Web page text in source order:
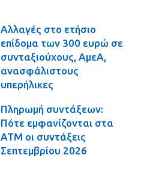
Αλλαγές στο ετήσιο
επίδομα των 300 ευρώ σε
συνταξιούχους, ΑμεΑ,
ανασφάλιστους
υπερήλικες
Πληρωμή συντάξεων:
Πότε εμφανίζονται στα
ΑΤΜ οι συντάξεις
Σεπτεμβρίου 2026